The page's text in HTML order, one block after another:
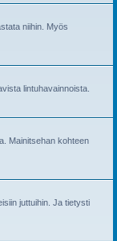
niihin. Myös
lintuhavainnoista.
Mainitsehan kohteen
juttuihin. Ja tietysti